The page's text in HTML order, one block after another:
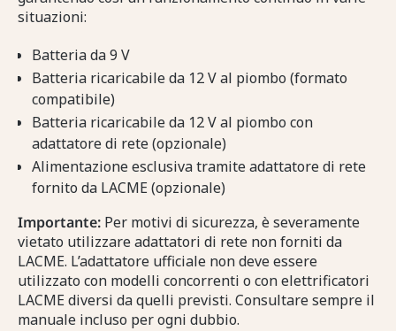
situazioni:
Batteria da 9 V
Batteria ricaricabile da 12 V al piombo (formato
compatibile)
Batteria ricaricabile da 12 V al piombo con
adattatore di rete (opzionale)
Alimentazione esclusiva tramite adattatore di rete
fornito da LACME (opzionale)
Importante: Per motivi di sicurezza, è severamente
vietato utilizzare adattatori di rete non forniti da
LACME. L’adattatore ufficiale non deve essere
utilizzato con modelli concorrenti o con elettrificatori
LACME diversi da quelli previsti. Consultare sempre il
manuale incluso per ogni dubbio.